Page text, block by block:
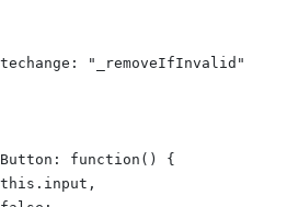
"_removeIfInvalid"
function() {